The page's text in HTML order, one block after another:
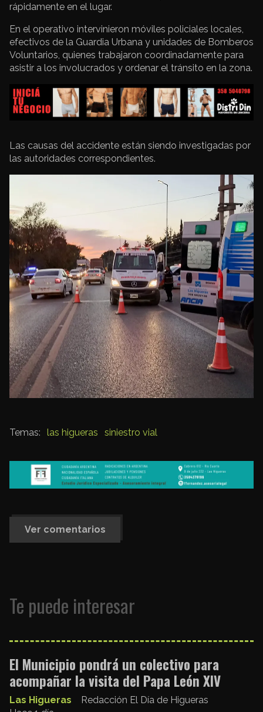
rápidamente en el lugar.
En el operativo intervinieron móviles policiales locales,
efectivos de la Guardia Urbana y unidades de Bomberos
Voluntarios, quienes trabajaron coordinadamente para
asistir a los involucrados y ordenar el tránsito en la zona.
Las causas del accidente están siendo investigadas por
las autoridades correspondientes.
las higueras siniestro vial
Ver comentarios
Te puede interesar
El Municipio pondrá un colectivo para
acompañar la visita del Papa León XIV
Redacción El Día de Higueras
Las Higueras